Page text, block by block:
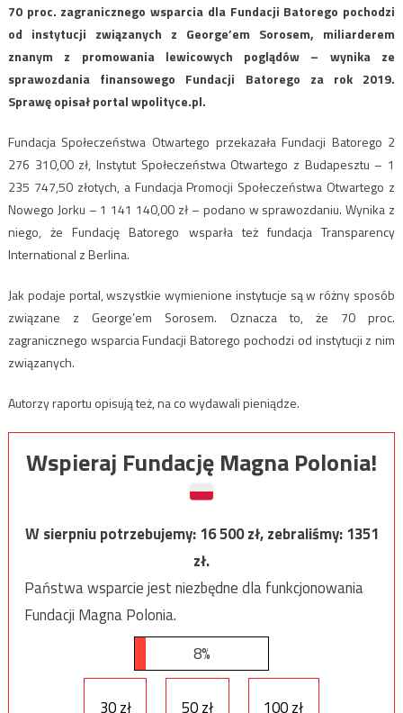
70 proc. zagranicznego wsparcia dla Fundacji Batorego pochodzi
od instytucji związanych z George’em Sorosem, miliarderem
znanym z promowania lewicowych poglądów – wynika ze
sprawozdania finansowego Fundacji Batorego za rok 2019.
Sprawę opisał portal wpolityce.pl.
Fundacja Społeczeństwa Otwartego przekazała Fundacji Batorego 2
276 310,00 zł, Instytut Społeczeństwa Otwartego z Budapesztu – 1
235 747,50 złotych, a Fundacja Promocji Społeczeństwa Otwartego z
Nowego Jorku – 1 141 140,00 zł – podano w sprawozdaniu. Wynika z
niego, że Fundację Batorego wsparła też fundacja Transparency
International z Berlina.
Jak podaje portal, wszystkie wymienione instytucje są w różny sposób
związane z George’em Sorosem. Oznacza to, że 70 proc.
zagranicznego wsparcia Fundacji Batorego pochodzi od instytucji z nim
związanych.
Autorzy raportu opisują też, na co wydawali pieniądze.
Wspieraj Fundację Magna Polonia!
W sierpniu potrzebujemy:16 500zł, zebraliśmy:1351
zł.
Państwa wsparcie jest niezbędne dla funkcjonowania
Fundacji Magna Polonia.
8%
30 zł 50 zł 100 zł